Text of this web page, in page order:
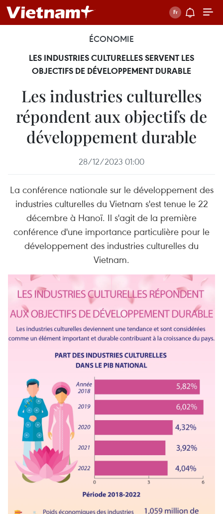
ÉCONOMIE
LES INDUSTRIES CULTURELLES SERVENT LES
OBJECTIFS DE DÉVELOPPEMENT DURABLE
Les industries culturelles
répondent aux objectifs de
développement durable
28/12/2023 01:00
La conférence nationale sur le développement des
industries culturelles du Vietnam s'est tenue le 22
décembre à Hanoï. Il s'agit de la première
conférence d'une importance particulière pour le
développement des industries culturelles du
Vietnam.